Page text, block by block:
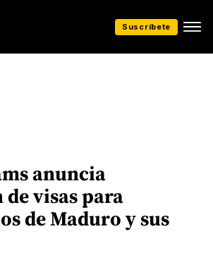
Suscríbete
anuncia
visas para
de Maduro y sus